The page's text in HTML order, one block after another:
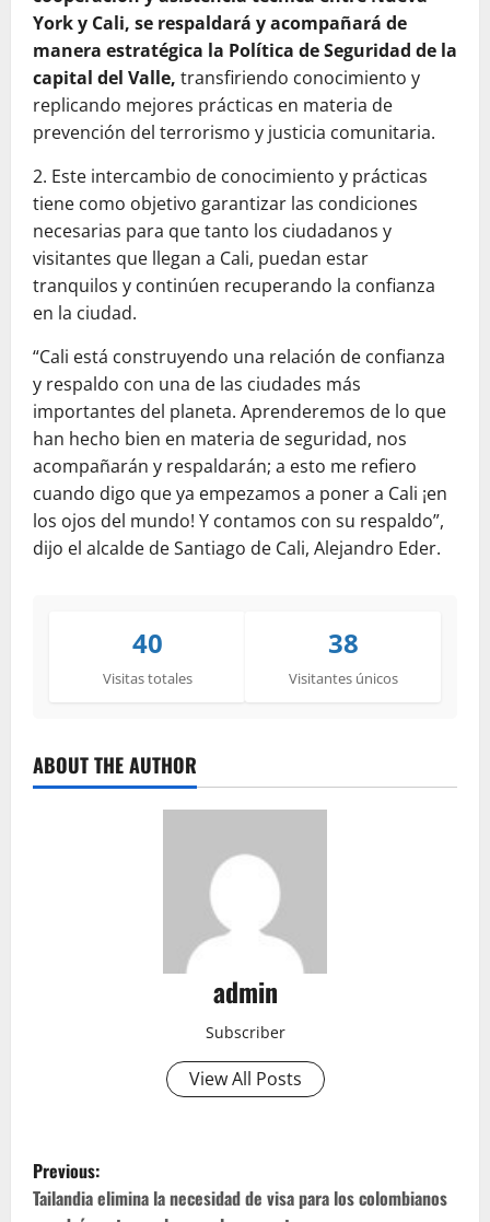
York y Cali, se respaldará y acompañará de
manera estratégica la Política de Seguridad de la
capital del Valle, transfiriendo conocimiento y
replicando mejores prácticas en materia de
prevención del terrorismo y justicia comunitaria.
2. Este intercambio de conocimiento y prácticas
tiene como objetivo garantizar las condiciones
necesarias para que tanto los ciudadanos y
visitantes que llegan a Cali, puedan estar
tranquilos y continúen recuperando la confianza
en la ciudad.
“Cali está construyendo una relación de confianza
y respaldo con una de las ciudades más
importantes del planeta. Aprenderemos de lo que
han hecho bien en materia de seguridad, nos
acompañarán y respaldarán; a esto me refiero
cuando digo que ya empezamos a poner a Cali ¡en
los ojos del mundo! Y contamos con su respaldo”,
dijo el alcalde de Santiago de Cali, Alejandro Eder.
40
Visitas totales
38
Visitantes únicos
ABOUT THE AUTHOR
admin
Subscriber
View All Posts
P
o
Previous:
Tailandia elimina la necesidad de visa para los colombianos